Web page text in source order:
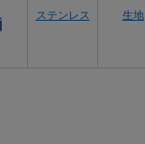
ステンレス 生地